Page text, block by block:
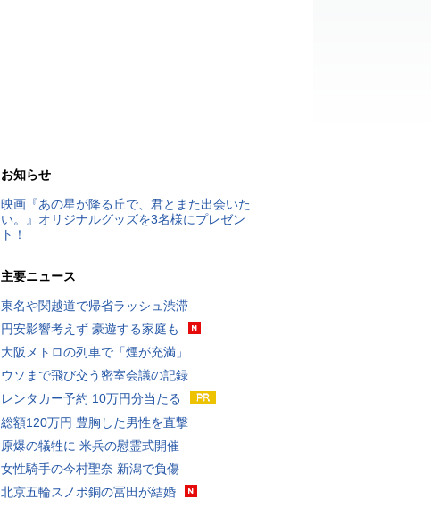
お知らせ
映画『あの星が降る丘で、君とまた出会いた
い。』オリジナルグッズを3名様にプレゼン
ト！
主要ニュース
東名や関越道で帰省ラッシュ渋滞
円安影響考えず 豪遊する家庭も
大阪メトロの列車で「煙が充満」
ウソまで飛び交う密室会議の記録
レンタカー予約 10万円分当たる
総額120万円 豊胸した男性を直撃
原爆の犠牲に 米兵の慰霊式開催
女性騎手の今村聖奈 新潟で負傷
北京五輪スノボ銅の冨田が結婚